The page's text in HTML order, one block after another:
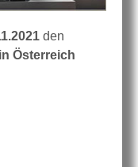
den
Österreich